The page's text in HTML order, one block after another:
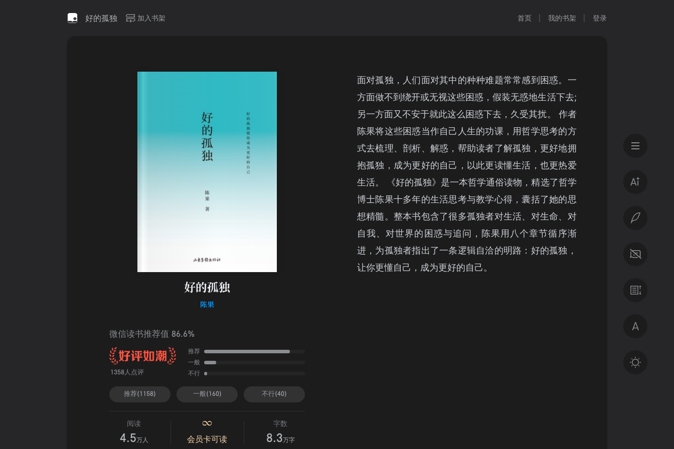
好的孤独 加入书架 首页 我的书架 登录
好的孤独
陈果
微信读书推荐值 86.6%
1358人点评
推荐
一般
不行
推荐(1158) 一般(160) 不行(40)
阅读
4.5万人 会员卡可读
字数
8.3万字
面对孤独，人们面对其中的种种难题常常感到困惑。一
方面做不到绕开或无视这些困惑，假装无惑地生活下去;
另一方面又不安于就此这么困惑下去，久受其扰。 作者
陈果将这些困惑当作自己人生的功课，用哲学思考的方
式去梳理、剖析、解惑，帮助读者了解孤独，更好地拥
抱孤独，成为更好的自己，以此更读懂生活，也更热爱
生活。 《好的孤独》是一本哲学通俗读物，精选了哲学
博士陈果十多年的生活思考与教学心得，囊括了她的思
想精髓。整本书包含了很多孤独者对生活、对生命、对
自我、对世界的困惑与追问，陈果用八个章节循序渐
进，为孤独者指出了一条逻辑自洽的明路：好的孤独，
让你更懂自己，成为更好的自己。